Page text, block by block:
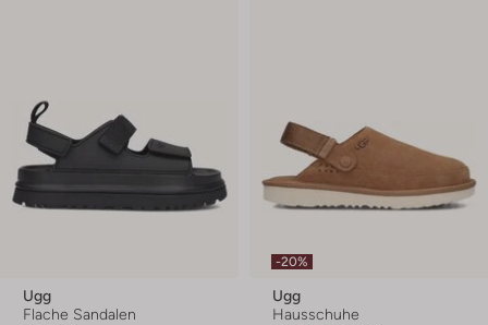
Ugg
Flache Sandalen
-20%
Ugg
Hausschuhe